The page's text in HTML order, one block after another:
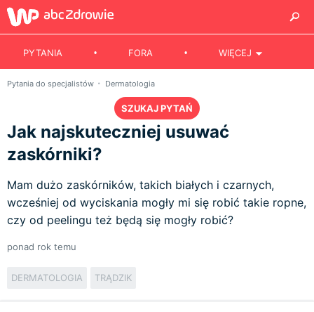
PYTANIA FORA WIĘCEJ
Pytania do specjalistów Dermatologia
SZUKAJ PYTAŃ
Jak najskuteczniej usuwać
zaskórniki?
Mam dużo zaskórników, takich białych i czarnych,
wcześniej od wyciskania mogły mi się robić takie ropne,
czy od peelingu też będą się mogły robić?
ponad rok temu
DERMATOLOGIA TRĄDZIK